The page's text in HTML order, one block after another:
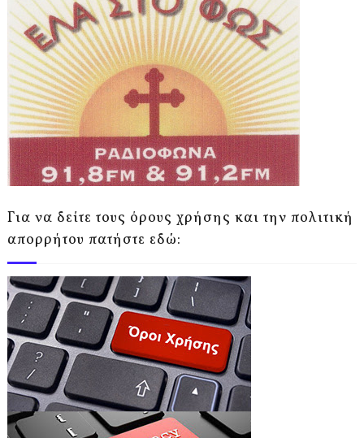
Για να δείτε τους όρους χρήσης και την πολιτική
απορρήτου πατήστε εδώ: